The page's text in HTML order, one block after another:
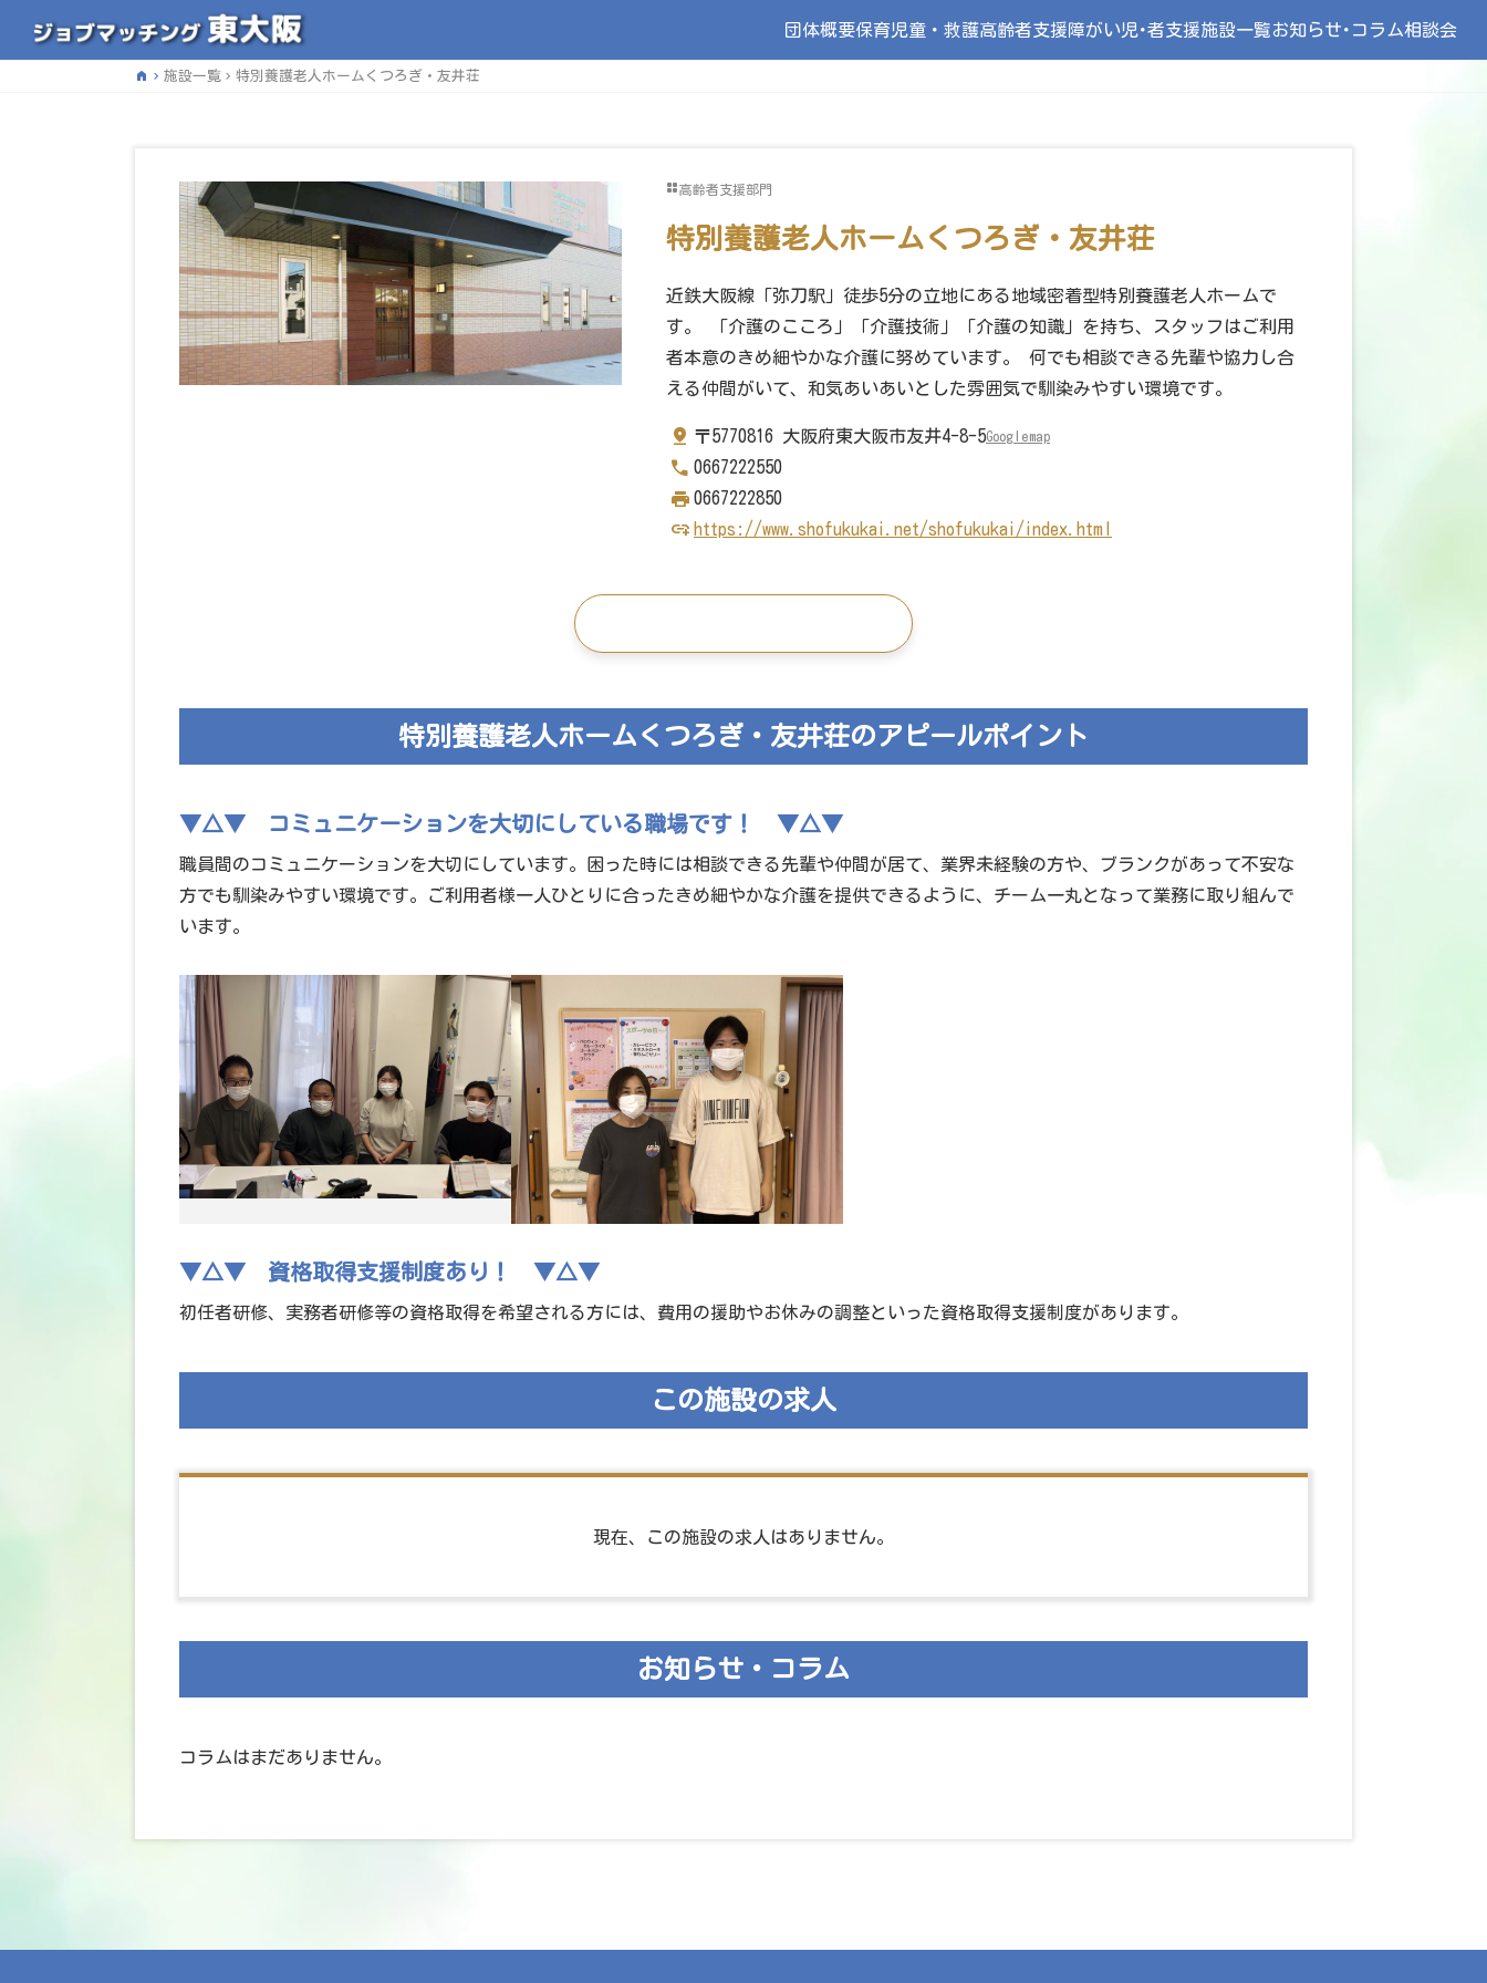
団体概要保育児童・救護高齢者支援障がい児･者支援施設一覧お知らせ･コラム相談会
home 施設一覧 特別養護老人ホームくつろぎ・友井荘
高齢者支援部門
特別養護老人ホームくつろぎ・友井荘
近鉄大阪線「弥刀駅」徒歩5分の立地にある地域密着型特別養護老人ホームで
す。 「介護のこころ」「介護技術」「介護の知識」を持ち、スタッフはご利用
者本意のきめ細やかな介護に努めています。 何でも相談できる先輩や協力し合
える仲間がいて、和気あいあいとした雰囲気で馴染みやすい環境です。
〒5770816 大阪府東大阪市友井4-8-5Googlemap
0667222550
0667222850
https://www.shofukukai.net/shofukukai/index.html
特別養護老人ホームくつろぎ・友井荘のアピールポイント
▼△▼ コミュニケーションを大切にしている職場です！ ▼△▼
職員間のコミュニケーションを大切にしています。困った時には相談できる先輩や仲間が居て、業界未経験の方や、ブランクがあって不安な
方でも馴染みやすい環境です。ご利用者様一人ひとりに合ったきめ細やかな介護を提供できるように、チーム一丸となって業務に取り組んで
います。
▼△▼ 資格取得支援制度あり！ ▼△▼
初任者研修、実務者研修等の資格取得を希望される方には、費用の援助やお休みの調整といった資格取得支援制度があります。
この施設の求人
現在、この施設の求人はありません。
お知らせ・コラム
コラムはまだありません。